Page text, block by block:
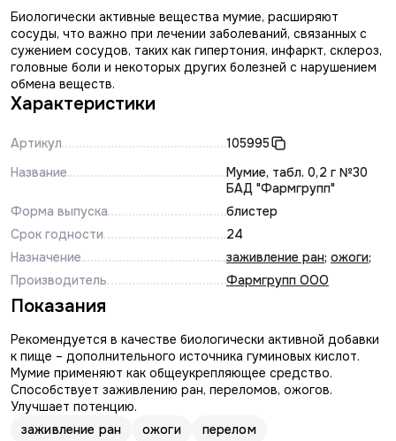
Биологически активные вещества мумие, расширяют
сосуды, что важно при лечении заболеваний, связанных с
сужением сосудов, таких как гипертония, инфаркт, склероз,
головные боли и некоторых других болезней с нарушением
обмена веществ.
Характеристики
Артикул
105995
Название
Мумие, табл. 0,2 г №30
БАД "Фармгрупп"
Форма выпуска
блистер
Срок годности
24
Назначение
заживление ран; ожоги;
Производитель
Фармгрупп ООО
Показания
Рекомендуется в качестве биологически активной добавки
к пище – дополнительного источника гуминовых кислот.
Мумие применяют как общеукрепляющее средство.
Способствует заживлению ран, переломов, ожогов.
Улучшает потенцию.
заживление ран
ожоги
перелом